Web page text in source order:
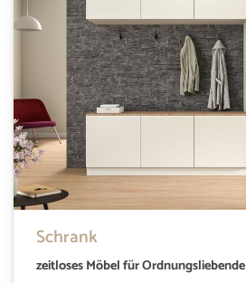
Schrank
zeitloses Möbel für Ordnungsliebende